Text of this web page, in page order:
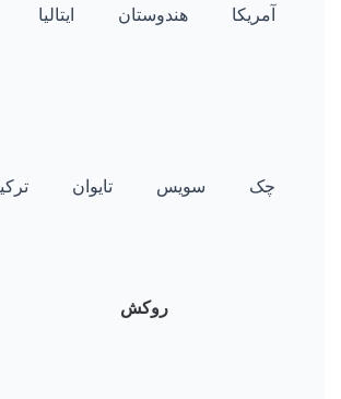
آمریکا هندوستان ایتالیا
چک سویس تایوان
روکش